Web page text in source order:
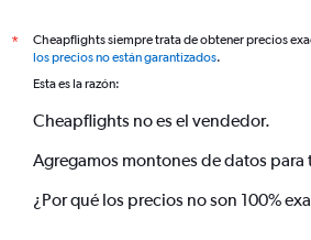
*
Cheapflights siempre trata de obtener precios
los precios no están garantizados.
Esta es la razón:
Cheapflights no es el vendedor.
Agregamos montones de datos para
¿Por qué los precios no son 100%